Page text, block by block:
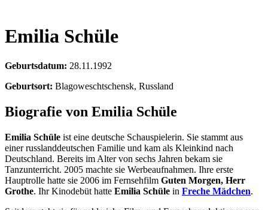
Emilia Schüle
Geburtsdatum: 28.11.1992
Geburtsort: Blagoweschtschensk, Russland
Biografie von Emilia Schüle
Emilia Schüle ist eine deutsche Schauspielerin. Sie stammt aus
einer russlanddeutschen Familie und kam als Kleinkind nach
Deutschland. Bereits im Alter von sechs Jahren bekam sie
Tanzunterricht. 2005 machte sie Werbeaufnahmen. Ihre erste
Hauptrolle hatte sie 2006 im Fernsehfilm Guten Morgen, Herr
Grothe. Ihr Kinodebüt hatte Emilia Schüle in Freche Mädchen.